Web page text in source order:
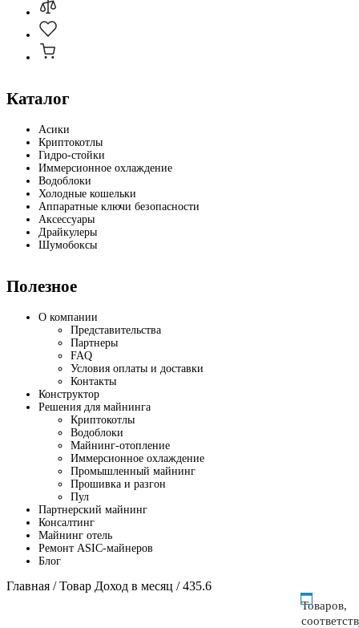
Каталог
Асики
Криптокотлы
Гидро-стойки
Иммерсионное охлаждение
Водоблоки
Холодные кошельки
Аппаратные ключи безопасности
Аксессуары
Драйкулеры
Шумобоксы
Полезное
О компании
Представительства
Партнеры
FAQ
Условия оплаты и доставки
Контакты
Конструктор
Решения для майнинга
Криптокотлы
Водоблоки
Майнинг-отопление
Иммерсионное охлаждение
Промышленный майнинг
Прошивка и разгон
Пул
Партнерский майнинг
Консалтинг
Майнинг отель
Ремонт ASIC-майнеров
Блог
Главная / Товар Доход в месяц / 435.6
Товаров,